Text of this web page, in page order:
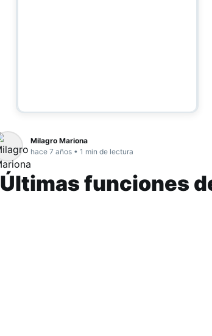
Milagro Mariona
hace 7 años • 1 min de lectura
Últimas funciones